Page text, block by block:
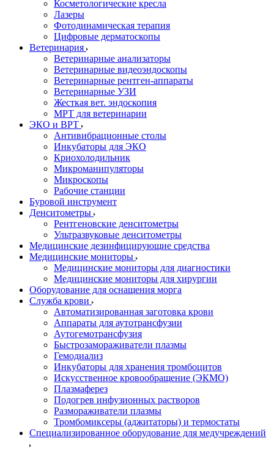
Косметологические кресла
Лазеры
Фотодинамическая терапия
Цифровые дерматоскопы
Ветеринария
Ветеринарные анализаторы
Ветеринарные видеоэндоскопы
Ветеринарные рентген-аппараты
Ветеринарные УЗИ
Жесткая вет. эндоскопия
МРТ для ветеринарии
ЭКО и ВРТ
Антивибрационные столы
Инкубаторы для ЭКО
Криохолодильник
Микроманипуляторы
Микроскопы
Рабочие станции
Буровой инструмент
Денситометры
Рентгеновские денситометры
Ультразвуковые денситометры
Медицинские дезинфицирующие средства
Медицинские мониторы
Медицинские мониторы для диагностики
Медицинские мониторы для хирургии
Оборудование для оснащения морга
Служба крови
Автоматизированная заготовка крови
Аппараты для аутотрансфузии
Аутогемотрансфузия
Быстрозамораживатели плазмы
Гемодиализ
Инкубаторы для хранения тромбоцитов
Искусственное кровообращение (ЭКМО)
Плазмаферез
Подогрев инфузионных растворов
Размораживатели плазмы
Тромбомиксеры (аджитаторы) и термостаты
Специализированное оборудование для медучреждений